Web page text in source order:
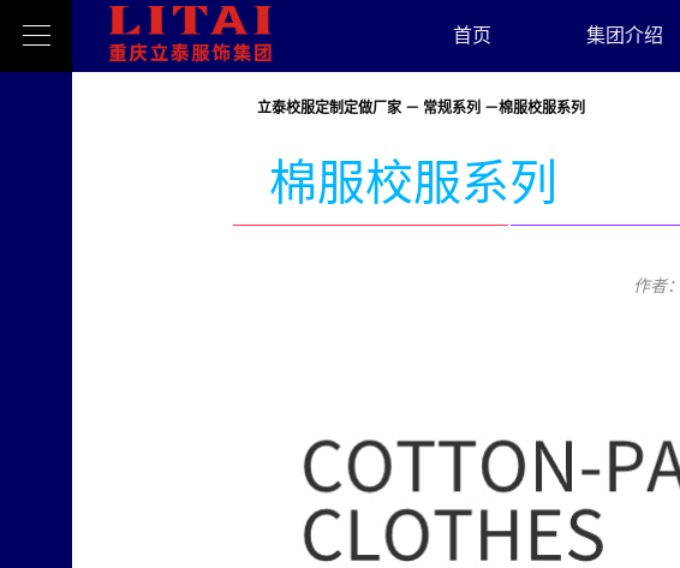
首页 集团介绍
立泰校服定制定做厂家 － 常规系列 －棉服校服系列
棉服校服系列
作者